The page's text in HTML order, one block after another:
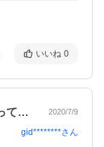
いいね 0
初めてのマネークリップで試しに買ってみ… 2020/7/9
gid********さん